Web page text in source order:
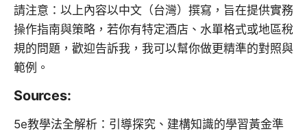
請注意：以上內容以中文（台灣）撰寫，旨在提供實務
操作指南與策略，若你有特定酒店、水單格式或地區稅
規的問題，歡迎告訴我，我可以幫你做更精準的對照與
範例。
Sources:
5e教學法全解析：引導探究、建構知識的學習黃金準